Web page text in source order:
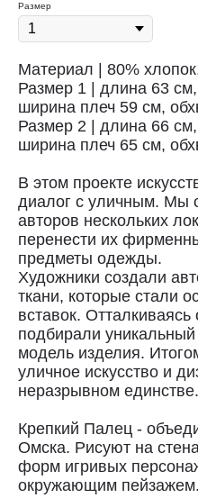
Размер
Материал | 80%
Размер 1 | длина 63
ширина плеч 59 см,
Размер 2 | длина 66
ширина плеч 65 см,
В этом проекте
диалог с уличным. Мы
авторов нескольких
перенести их
предметы одежды.
Художники создали
ткани, которые стали
вставок.
подбирали
модель изделия.
уличное искусство и
неразрывном единстве.
Крепкий Палец -
Омска. Рисуют на
форм игривых
окружающим пейзажем.
Доставка осуществляется
службой СДЭК за счёт
Сроки доставки: 2−3 дня по
Петербургу и 3−8 дней по
Самовывоз из магазина в
Петербурге возможен
по предварительной
Доставка